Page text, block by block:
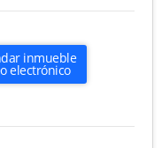
inmueble
electrónico